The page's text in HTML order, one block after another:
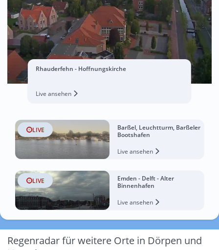
Rhauderfehn - Hoffnungskirche
Live ansehen
LIVE
Barßel, Leuchtturm, Barßeler
Bootshafen
Live ansehen
LIVE
Emden - Delft - Alter
Binnenhafen
Live ansehen
Regenradar für weitere Orte in Dörpen und